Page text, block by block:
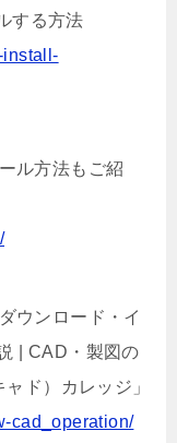
する方法
install-
ル方法もご紹
ウンロード・イ
| CAD・製図の
ド）カレッジ」
cad_operation/